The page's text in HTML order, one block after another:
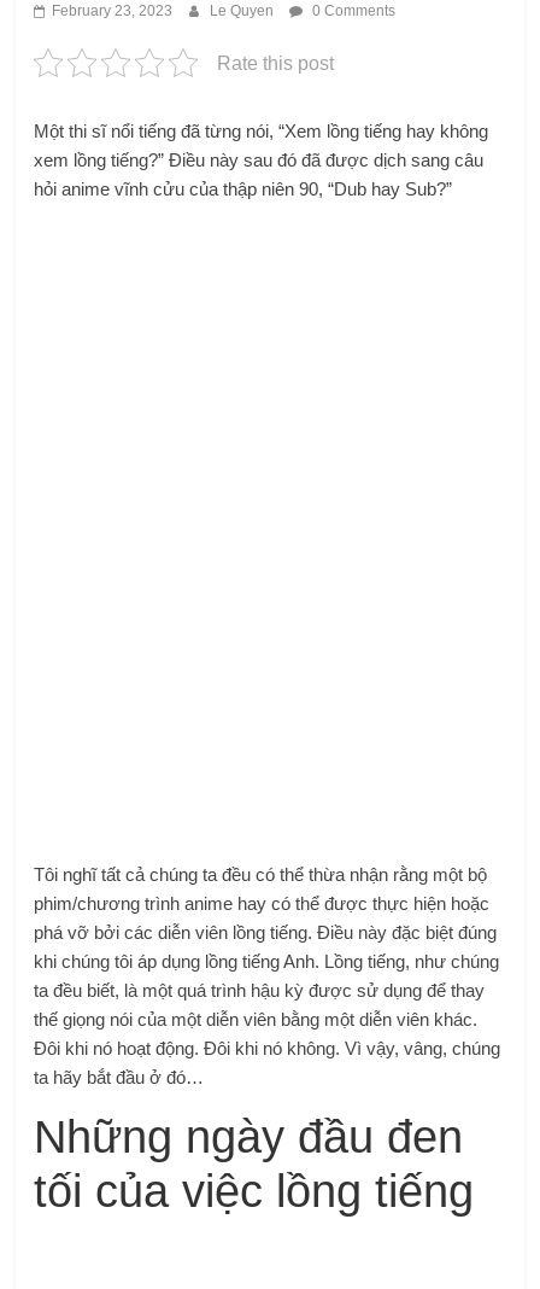
February 23, 2023 Le Quyen 0 Comments
Rate this post
Một thi sĩ nổi tiếng đã từng nói, “Xem lồng tiếng hay không
xem lồng tiếng?” Điều này sau đó đã được dịch sang câu
hỏi anime vĩnh cửu của thập niên 90, “Dub hay Sub?”
Tôi nghĩ tất cả chúng ta đều có thể thừa nhận rằng một bộ
phim/chương trình anime hay có thể được thực hiện hoặc
phá vỡ bởi các diễn viên lồng tiếng. Điều này đặc biệt đúng
khi chúng tôi áp dụng lồng tiếng Anh. Lồng tiếng, như chúng
ta đều biết, là một quá trình hậu kỳ được sử dụng để thay
thế giọng nói của một diễn viên bằng một diễn viên khác.
Đôi khi nó hoạt động. Đôi khi nó không. Vì vậy, vâng, chúng
ta hãy bắt đầu ở đó…
Những ngày đầu đen
tối của việc lồng tiếng